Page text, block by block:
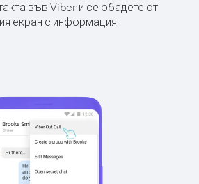
във Viber и се обадете от
екран с информация